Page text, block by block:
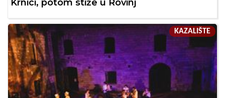
Krnici, potom stiže u Rovinj
KAZALIŠTE